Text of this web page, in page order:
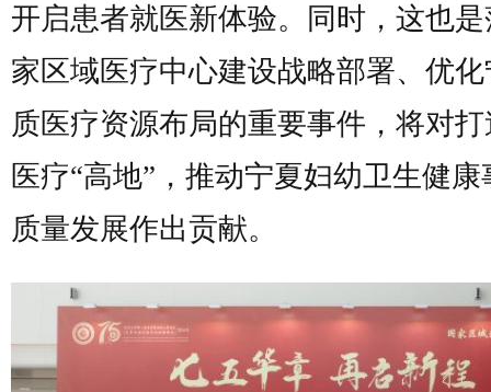
开启患者就医新体验。同时，这也
家区域医疗中心建设战略部署、优
质医疗资源布局的重要事件，将对
医疗“高地”，推动宁夏妇幼卫生健康
质量发展作出贡献。